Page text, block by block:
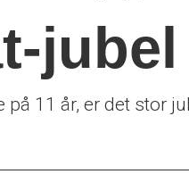
på 11 år, er det stor